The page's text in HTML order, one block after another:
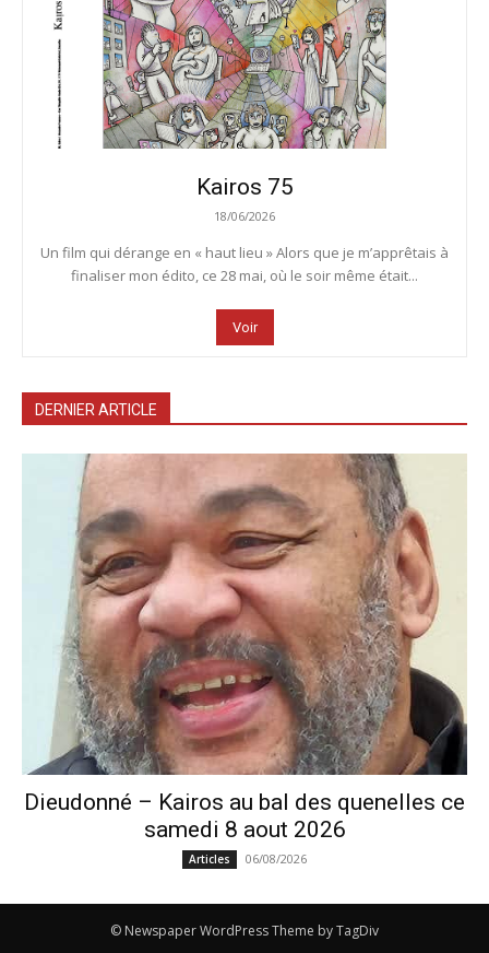
Kairos 75
18/06/2026
Un film qui dérange en « haut lieu » Alors que je m’apprêtais à
finaliser mon édito, ce 28 mai, où le soir même était...
Voir
DERNIER ARTICLE
Dieudonné – Kairos au bal des quenelles ce
samedi 8 aout 2026
Articles 06/08/2026
© Newspaper WordPress Theme by TagDiv